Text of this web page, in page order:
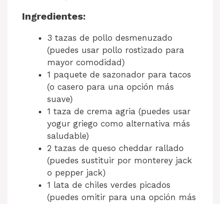
Ingredientes:
3 tazas de pollo desmenuzado
(puedes usar pollo rostizado para
mayor comodidad)
1 paquete de sazonador para tacos
(o casero para una opción más
suave)
1 taza de crema agria (puedes usar
yogur griego como alternativa más
saludable)
2 tazas de queso cheddar rallado
(puedes sustituir por monterey jack
o pepper jack)
1 lata de chiles verdes picados
(puedes omitir para una opción más